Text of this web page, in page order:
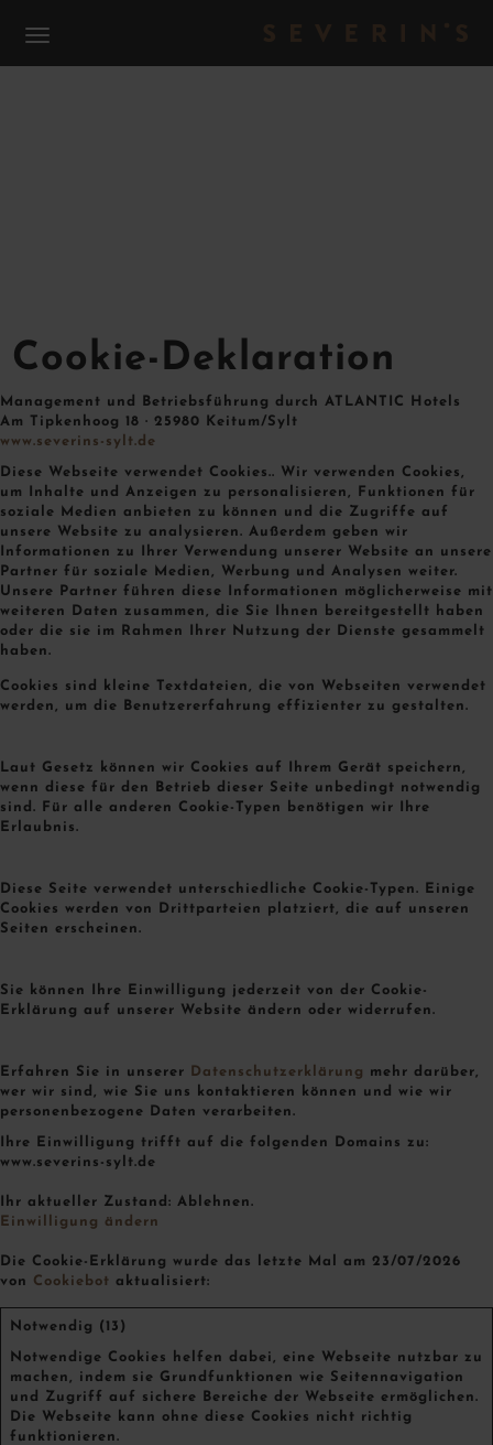
Cookie-Deklaration
Management und Betriebsführung durch ATLANTIC Hotels
Am Tipkenhoog 18 · 25980 Keitum/Sylt
www.severins-sylt.de
Diese Webseite verwendet Cookies.. Wir verwenden Cookies,
um Inhalte und Anzeigen zu personalisieren, Funktionen für
soziale Medien anbieten zu können und die Zugriffe auf
unsere Website zu analysieren. Außerdem geben wir
Informationen zu Ihrer Verwendung unserer Website an unsere
Partner für soziale Medien, Werbung und Analysen weiter.
Unsere Partner führen diese Informationen möglicherweise mit
weiteren Daten zusammen, die Sie Ihnen bereitgestellt haben
oder die sie im Rahmen Ihrer Nutzung der Dienste gesammelt
haben.
Cookies sind kleine Textdateien, die von Webseiten verwendet
werden, um die Benutzererfahrung effizienter zu gestalten.
Laut Gesetz können wir Cookies auf Ihrem Gerät speichern,
wenn diese für den Betrieb dieser Seite unbedingt notwendig
sind. Für alle anderen Cookie-Typen benötigen wir Ihre
Erlaubnis.
Diese Seite verwendet unterschiedliche Cookie-Typen. Einige
Cookies werden von Drittparteien platziert, die auf unseren
Seiten erscheinen.
Sie können Ihre Einwilligung jederzeit von der Cookie-
Erklärung auf unserer Website ändern oder widerrufen.
Erfahren Sie in unserer Datenschutzerklärung
mehr darüber,
wer wir sind, wie Sie uns kontaktieren können und wie wir
personenbezogene Daten verarbeiten.
Ihre Einwilligung trifft auf die folgenden Domains zu:
www.severins-sylt.de
Ihr aktueller Zustand: Ablehnen.
Einwilligung ändern
Die Cookie-Erklärung wurde das letzte Mal am 23/07/2026
von Cookiebot aktualisiert:
Notwendig (13)
Notwendige Cookies helfen dabei, eine Webseite nutzbar zu
machen, indem sie Grundfunktionen wie Seitennavigation
und Zugriff auf sichere Bereiche der Webseite ermöglichen.
Die Webseite kann ohne diese Cookies nicht richtig
funktionieren.